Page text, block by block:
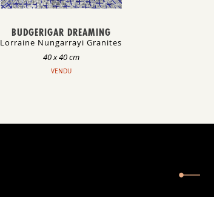
BUDGERIGAR DREAMING
Lorraine Nungarrayi Granites
40 x 40 cm
VENDU